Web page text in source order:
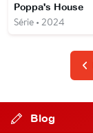
Poppa's House
Série • 2024
Blog